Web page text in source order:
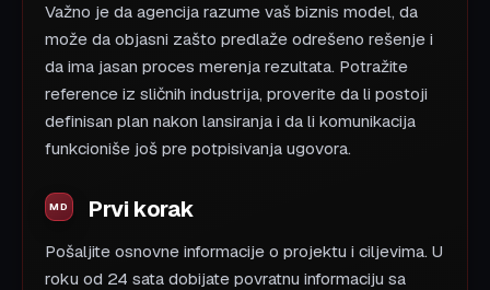
Važno je da agencija razume vaš biznis model, da
može da objasni zašto predlaže odrešeno rešenje i
da ima jasan proces merenja rezultata. Potražite
reference iz sličnih industrija, proverite da li postoji
definisan plan nakon lansiranja i da li komunikacija
funkcioniše još pre potpisivanja ugovora.
Prvi korak
Pošaljite osnovne informacije o projektu i ciljevima. U
roku od 24 sata dobijate povratnu informaciju sa